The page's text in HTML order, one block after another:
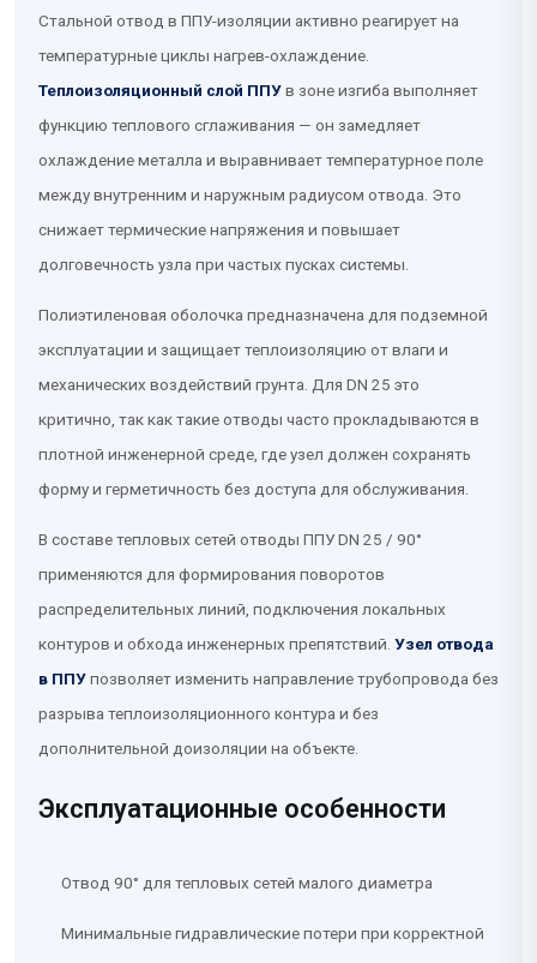
Стальной отвод в ППУ-изоляции активно реагирует на
температурные циклы нагрев-охлаждение.
Теплоизоляционный слой ППУв зоне изгиба выполняет
функцию теплового сглаживания — он замедляет
охлаждение металла и выравнивает температурное поле
между внутренним и наружным радиусом отвода. Это
снижает термические напряжения и повышает
долговечность узла при частых пусках системы.
Полиэтиленовая оболочка предназначена для подземной
эксплуатации и защищает теплоизоляцию от влаги и
механических воздействий грунта. Для DN 25 это
критично, так как такие отводы часто прокладываются в
плотной инженерной среде, где узел должен сохранять
форму и герметичность без доступа для обслуживания.
В составе тепловых сетей отводы ППУ DN 25 / 90°
применяются для формирования поворотов
распределительных линий, подключения локальных
контуров и обхода инженерных препятствий. Узел отвода
в ППУпозволяет изменить направление трубопровода без
разрыва теплоизоляционного контура и без
дополнительной доизоляции на объекте.
Эксплуатационные особенности
Отвод 90° для тепловых сетей малого диаметра
Минимальные гидравлические потери при корректной